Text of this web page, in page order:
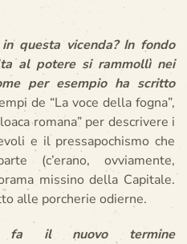
questa vicenda? In fondo
al potere si rammollì nei
per esempio ha scritto
de “La voce della fogna”,
romana” per descrivere i
e il pressapochismo che
(c’erano, ovviamente,
missino della Capitale.
alle porcherie odierne.
fa il nuovo termine